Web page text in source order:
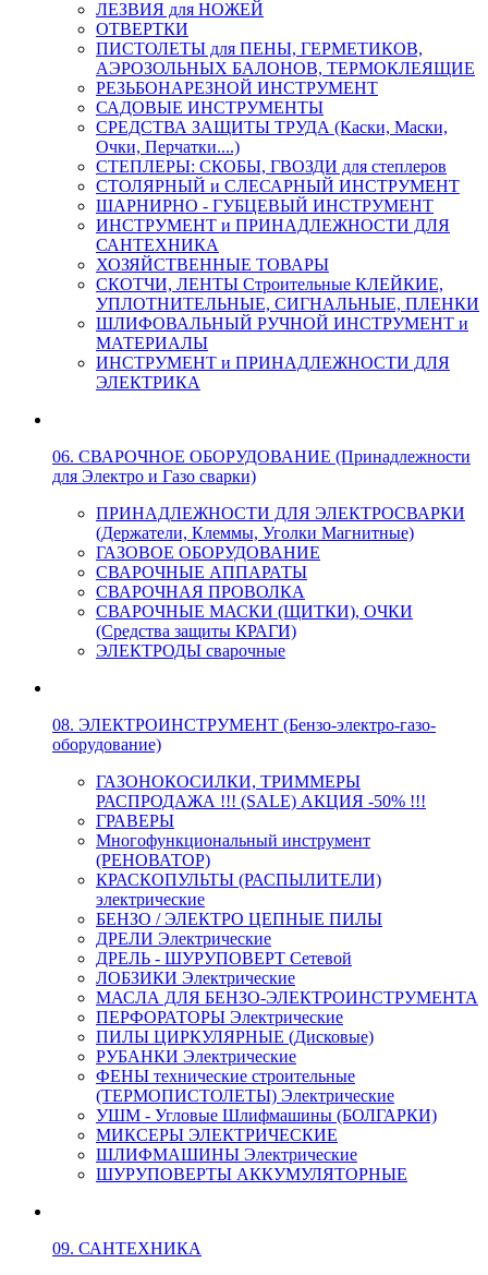
ЛЕЗВИЯ для НОЖЕЙ
ОТВЕРТКИ
ПИСТОЛЕТЫ для ПЕНЫ, ГЕРМЕТИКОВ,
АЭРОЗОЛЬНЫХ БАЛОНОВ, ТЕРМОКЛЕЯЩИЕ
РЕЗЬБОНАРЕЗНОЙ ИНСТРУМЕНТ
САДОВЫЕ ИНСТРУМЕНТЫ
СРЕДСТВА ЗАЩИТЫ ТРУДА (Каски, Маски,
Очки, Перчатки....)
СТЕПЛЕРЫ: СКОБЫ, ГВОЗДИ для степлеров
СТОЛЯРНЫЙ и СЛЕСАРНЫЙ ИНСТРУМЕНТ
ШАРНИРНО - ГУБЦЕВЫЙ ИНСТРУМЕНТ
ИНСТРУМЕНТ и ПРИНАДЛЕЖНОСТИ ДЛЯ
САНТЕХНИКА
ХОЗЯЙСТВЕННЫЕ ТОВАРЫ
СКОТЧИ, ЛЕНТЫ Строительные КЛЕЙКИЕ,
УПЛОТНИТЕЛЬНЫЕ, СИГНАЛЬНЫЕ, ПЛЕНКИ
ШЛИФОВАЛЬНЫЙ РУЧНОЙ ИНСТРУМЕНТ и
МАТЕРИАЛЫ
ИНСТРУМЕНТ и ПРИНАДЛЕЖНОСТИ ДЛЯ
ЭЛЕКТРИКА
06. СВАРОЧНОЕ ОБОРУДОВАНИЕ (Принадлежности
для Электро и Газо сварки)
ПРИНАДЛЕЖНОСТИ ДЛЯ ЭЛЕКТРОСВАРКИ
(Держатели, Клеммы, Уголки Магнитные)
ГАЗОВОЕ ОБОРУДОВАНИЕ
СВАРОЧНЫЕ АППАРАТЫ
СВАРОЧНАЯ ПРОВОЛКА
СВАРОЧНЫЕ МАСКИ (ЩИТКИ), ОЧКИ
(Средства защиты КРАГИ)
ЭЛЕКТРОДЫ сварочные
08. ЭЛЕКТРОИНСТРУМЕНТ (Бензо-электро-газо-
оборудование)
ГАЗОНОКОСИЛКИ, ТРИММЕРЫ
РАСПРОДАЖА !!! (SALE) АКЦИЯ -50% !!!
ГРАВЕРЫ
Многофункциональный инструмент
(РЕНОВАТОР)
КРАСКОПУЛЬТЫ (РАСПЫЛИТЕЛИ)
электрические
БЕНЗО / ЭЛЕКТРО ЦЕПНЫЕ ПИЛЫ
ДРЕЛИ Электрические
ДРЕЛЬ - ШУРУПОВЕРТ Сетевой
ЛОБЗИКИ Электрические
МАСЛА ДЛЯ БЕНЗО-ЭЛЕКТРОИНСТРУМЕНТА
ПЕРФОРАТОРЫ Электрические
ПИЛЫ ЦИРКУЛЯРНЫЕ (Дисковые)
РУБАНКИ Электрические
ФЕНЫ технические строительные
(ТЕРМОПИСТОЛЕТЫ) Электрические
УШМ - Угловые Шлифмашины (БОЛГАРКИ)
МИКСЕРЫ ЭЛЕКТРИЧЕСКИЕ
ШЛИФМАШИНЫ Электрические
ШУРУПОВЕРТЫ АККУМУЛЯТОРНЫЕ
09. САНТЕХНИКА